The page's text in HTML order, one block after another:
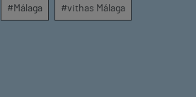
provincia dispara un 140% las
#Málaga #vithas Málaga